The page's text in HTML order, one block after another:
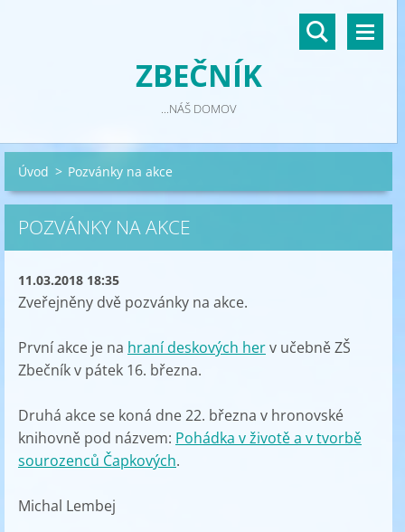
ZBEČNÍK
...NÁŠ DOMOV
Úvod > Pozvánky na akce
POZVÁNKY NA AKCE
11.03.2018 18:35
Zveřejněny dvě pozvánky na akce.
První akce je na hraní deskových herv učebně ZŠ
Zbečník v pátek 16. března.
Druhá akce se koná dne 22. března v hronovské
knihovně pod názvem: Pohádka v životě a v tvorbě
sourozenců Čapkových.
Michal Lembej